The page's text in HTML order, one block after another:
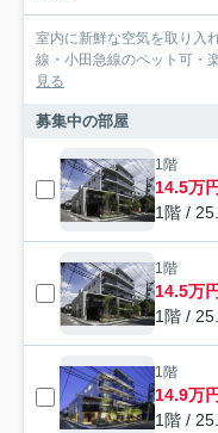
室内に新鮮な空気を取り入
線・小田急線のペット可・
見る
募集中の部屋
1階
14.5万円
1階 /
1階
14.5万円
1階 /
1階
14.9万円
1階 /